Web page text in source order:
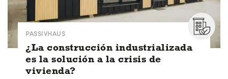
PASSIVHAUS
¿La construcción industrializada
es la solución a la crisis de
vivienda?